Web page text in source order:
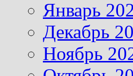
Январь
Декабрь
Ноябрь